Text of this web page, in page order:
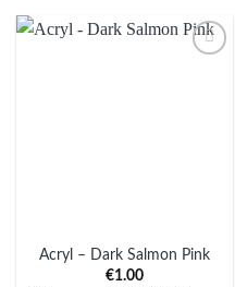
Acryl – Dark Salmon Pink
€1.00